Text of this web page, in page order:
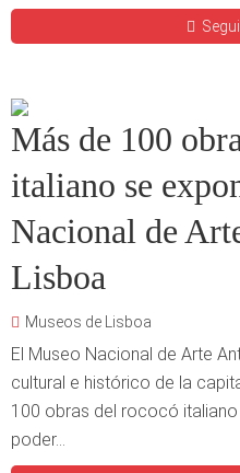
Más de 100
italiano se
Nacional de
Lisboa
Museos de Lisboa
El Museo Nacional de Arte
cultural e histórico de la
100 obras del rococó
poder...